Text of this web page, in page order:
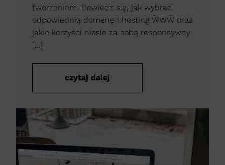
tworzeniem. Dowiedz się, jak wybrać
odpowiednią domenę i hosting WWW oraz
jakie korzyści niesie za sobą responsywny
[…]
czytaj dalej